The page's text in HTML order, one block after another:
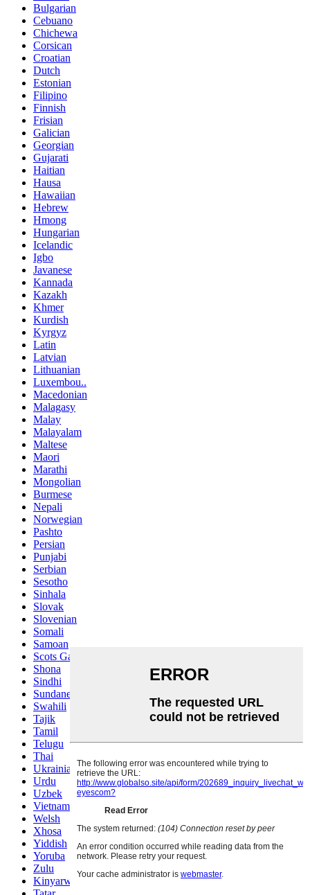
Bulgarian
Cebuano
Chichewa
Corsican
Croatian
Dutch
Estonian
Filipino
Finnish
Frisian
Galician
Georgian
Gujarati
Haitian
Hausa
Hawaiian
Hebrew
Hmong
Hungarian
Icelandic
Igbo
Javanese
Kannada
Kazakh
Khmer
Kurdish
Kyrgyz
Latin
Latvian
Lithuanian
Luxembou..
Macedonian
Malagasy
Malay
Malayalam
Maltese
Maori
Marathi
Mongolian
Burmese
Nepali
Norwegian
Pashto
Persian
Punjabi
Serbian
Sesotho
Sinhala
Slovak
Slovenian
Somali
Samoan
Scots Gaelic
Shona
Sindhi
Sundanese
Swahili
Tajik
Tamil
Telugu
Thai
Ukrainian
Urdu
Uzbek
Vietnamese
Welsh
Xhosa
Yiddish
Yoruba
Zulu
Kinyarwanda